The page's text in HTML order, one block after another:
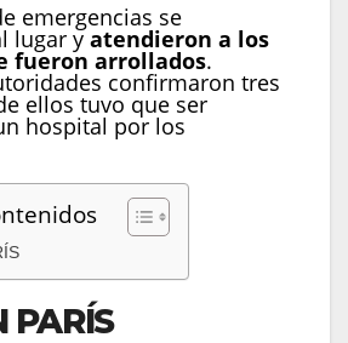
emergencias se
lugar yatendieron a los
fueron arrollados.
confirmaron tres
ellos tuvo que ser
hospital por los
PARÍS